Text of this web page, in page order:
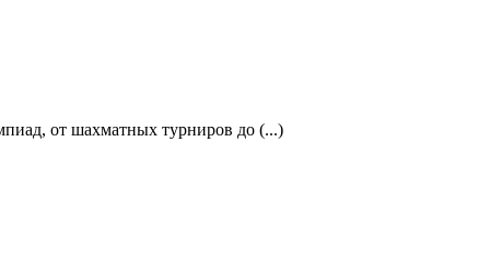
от шахматных турниров до (...)